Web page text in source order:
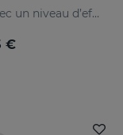
Ravivez votre peau avec un niveau d’efficacité jamais égalé
€